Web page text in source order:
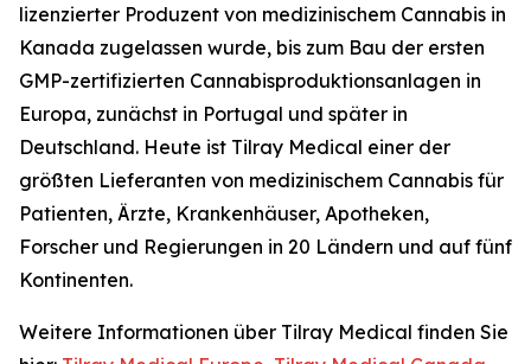
lizenzierter Produzent von medizinischem Cannabis in
Kanada zugelassen wurde, bis zum Bau der ersten
GMP-zertifizierten Cannabisproduktionsanlagen in
Europa, zunächst in Portugal und später in
Deutschland. Heute ist Tilray Medical einer der
größten Lieferanten von medizinischem Cannabis für
Patienten, Ärzte, Krankenhäuser, Apotheken,
Forscher und Regierungen in 20 Ländern und auf fünf
Kontinenten.
Weitere Informationen über Tilray Medical finden Sie